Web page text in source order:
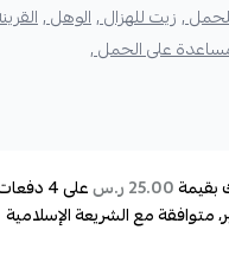
,زيت للهزال ,الوهل ,
على الحمل ,
بقيمة25.00 ر.س على4
متوافقة مع الشريعة الإسلامية